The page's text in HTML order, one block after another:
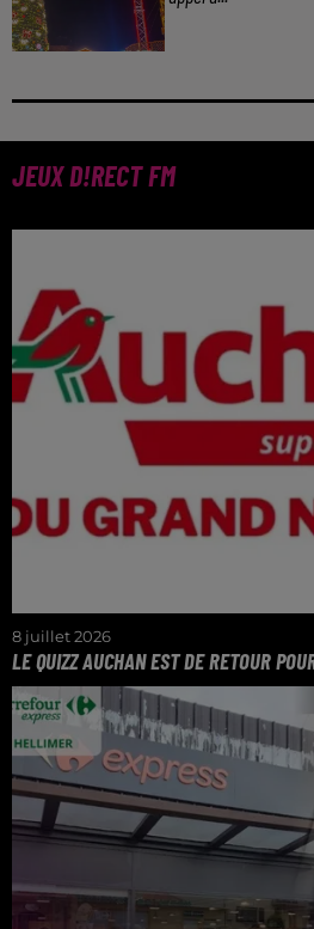
JEUX D!RECT FM
8 juillet 2026
LE QUIZZ AUCHAN EST DE RETOUR
Venez gagner vos chèques
profiter du 14 juillet !